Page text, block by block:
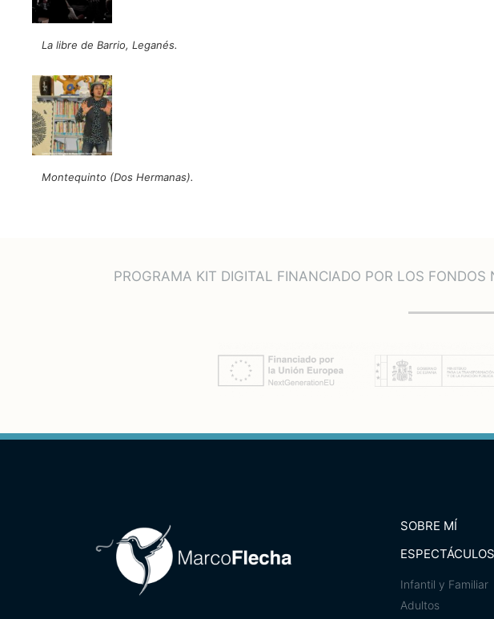
La libre de Barrio, Leganés.
Montequinto (Dos Hermanas).
PROGRAMA KIT DIGITAL FINANCIADO POR LOS
SOBRE MÍ
ESPECTÁCULOS
Infantil y Familiar
Adultos